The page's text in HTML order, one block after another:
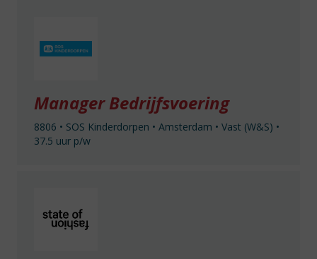
Manager Bedrijfsvoering
8806 • SOS Kinderdorpen • Amsterdam • Vast (W&S) •
37.5 uur p/w